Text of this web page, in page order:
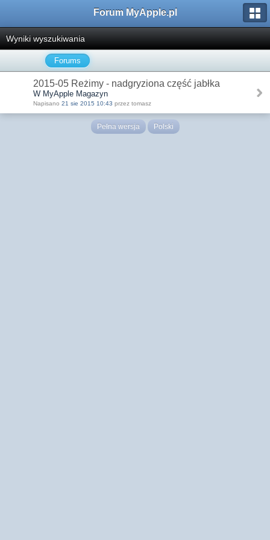
Forum MyApple.pl
Wyniki wyszukiwania
Forums
2015-05 Reżimy - nadgryziona część jabłka
W MyApple Magazyn
Napisano 21 sie 2015 10:43 przez tomasz
Pełna wersja Polski